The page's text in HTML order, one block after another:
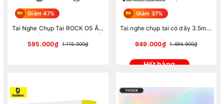
Giảm 47%
Tai Nghe Chụp Tai ROCK O5 Âm
Thanh Sống Động Pin Lâu Thiết
Kế Hiện Đại (Hàng chính hãng)
595.000₫ 1.115.000₫
Hết hàng
Giảm 37%
Tai nghe chụp tai có dây 3.5mm
Moon White (High SNR, 3.5 mm
949.000₫ 1.494.900₫